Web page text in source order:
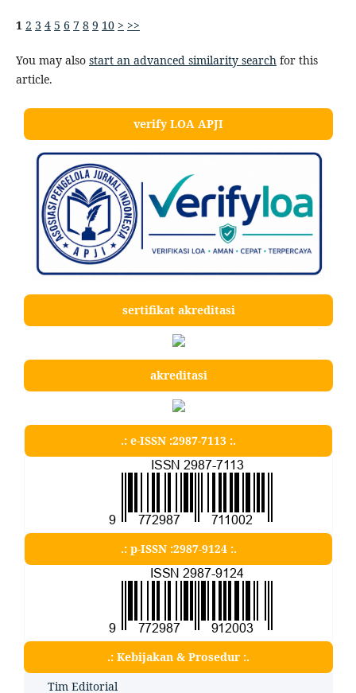
1 2 3 4 5 6 7 8 9 10 > >>
You may also start an advanced similarity search for this
article.
verify LOA APJI
sertifikat akreditasi
akreditasi
.: e-ISSN :2987-7113 :.
.: p-ISSN :2987-9124 :.
.: Kebijakan & Prosedur :.
Tim Editorial